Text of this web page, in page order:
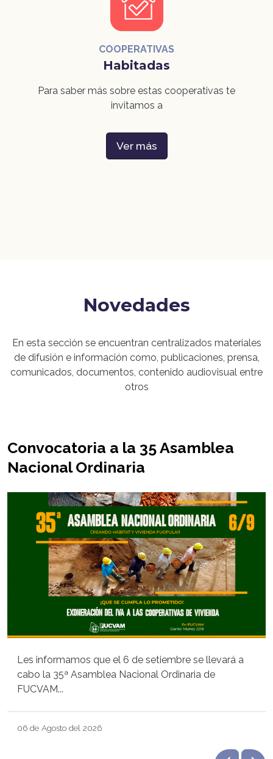
COOPERATIVAS
Habitadas
Para saber más sobre estas cooperativas te
invitamos a
Ver más
Novedades
En esta sección se encuentran centralizados materiales
de difusión e información como, publicaciones, prensa,
comunicados, documentos, contenido audiovisual entre
otros
Convocatoria a la 35 Asamblea
Nacional Ordinaria
Les informamos que el 6 de setiembre se llevará a
cabo la 35ª Asamblea Nacional Ordinaria de
FUCVAM...
06 de Agosto del 2026